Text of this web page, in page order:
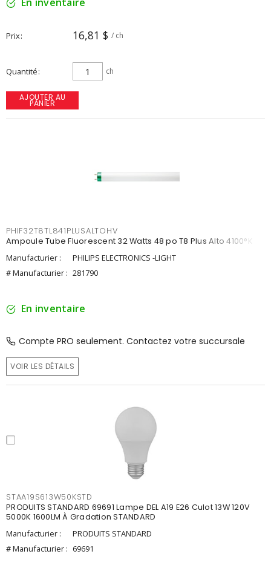
Prix 16,81 $ / ch
Quantité ch
AJOUTER AU
PANIER
PHIF32T8TL841PLUSALTOHV
Ampoule Tube Fluorescent 32 Watts 48 po T8 Plus Alto 4100°K
Manufacturier :
PHILIPS ELECTRONICS -LIGHT
# Manufacturier : 281790
En inventaire
Compte PRO seulement. Contactez votre succursale
VOIR LES DÉTAILS
STAA19S613W50KSTD
PRODUITS STANDARD 69691 Lampe DEL A19 E26 Culot 13W 120V
5000K 1600LM À Gradation STANDARD
Manufacturier :
PRODUITS STANDARD
# Manufacturier : 69691